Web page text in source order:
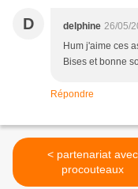
D delphine 26/05/
Hum j'aime ces
Bises et bonne
Répondre
< partenariat avec
procouteaux